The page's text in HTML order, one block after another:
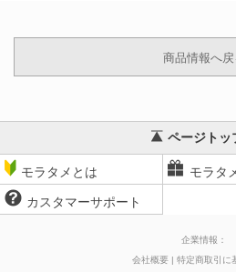
商品情報へ戻
ページトッ
モラタメとは モラタ
カスタマーサポート
企業情報：
会社概要
特定商取引に